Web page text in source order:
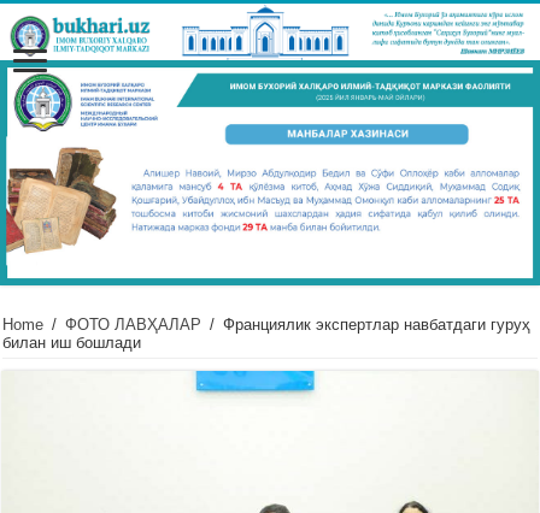
Home / ФОТО ЛАВҲАЛАР / Франциялик экспертлар навбатдаги гуруҳ
билан иш бошлади